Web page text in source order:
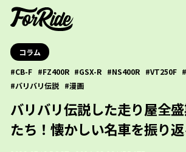
コラム
CB-F
FZ400R GSX-R NS400R VT250F
バリバリ伝説
漫画
バリバリ伝説した走り屋全
たち！懐かしい名車を振り